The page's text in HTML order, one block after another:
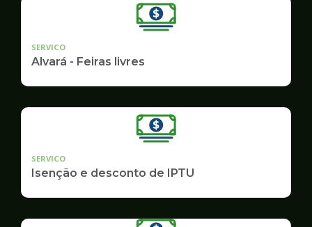
SERVICO
Alvará - Feiras livres
SERVICO
Isenção e desconto de IPTU